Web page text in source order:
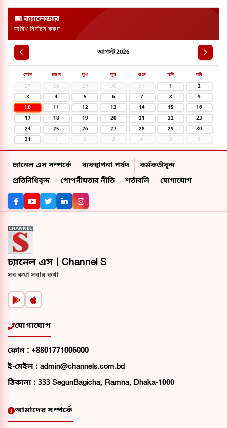
📅 ক্যালেন্ডার
তারিখ নির্বাচন করুন
আগস্ট 2026
সোম মঙ্গল বুধ বৃহ শুক্র শনি রবি
27 28 29 30 31 1
2
3
4 5 6 7 8 9
10 11 12 13 14 15
16
17
18 19 20 21 22
23
24
25 26 27 28 29
30
31
1 2 3 4 5 6
চ্যানেল এস সম্পর্কে ব্যবস্থাপনা পর্ষদ
কর্মকর্তাবৃন্দ
প্রতিনিধিবৃন্দ
গোপনীয়তার নীতি শর্তাবলি যোগাযোগ
চ্যানেল এস | Channel S
সব কথা সবার কথা
যোগাযোগ
ফোন : +8801771006000
ই-মেইল : admin@channels.com.bd
ঠিকানা : 333 SegunBagicha, Ramna, Dhaka-1000
আমাদের সম্পর্কে